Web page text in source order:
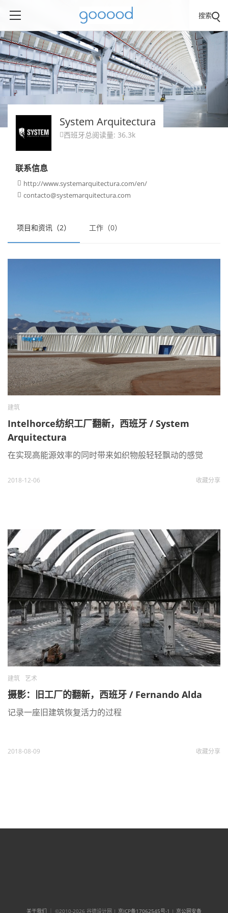
搜索
项目和资讯（2） 工作（0）
建筑
Intelhorce纺织工厂翻新，西班牙 / System
Arquitectura
在实现高能源效率的同时带来如织物般轻轻飘动的感觉
2018-12-06 收藏分享
建筑 艺术
摄影：旧工厂的翻新，西班牙 / Fernando Alda
记录一座旧建筑恢复活力的过程
2018-08-09 收藏分享
System Arquitectura
 西班牙总阅读量: 36.3k
联系信息
 http://www.systemarquitectura.com/en/
 contacto@systemarquitectura.com
关于我们 ｜ ©2010-2026 谷德设计网 | 京ICP备17062545号-1 | 京公网安备